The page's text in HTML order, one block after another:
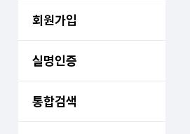
회원가입
실명인증
통합검색